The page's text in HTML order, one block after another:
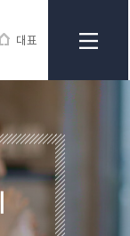
대표